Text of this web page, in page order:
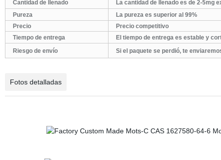
Cantidad de llenado
La cantidad de llenado es de 2-5mg
Pureza
La pureza es superior al 99%
Precio
Precio competitivo
Tiempo de entrega
El tiempo de entrega es estable y
Riesgo de envío
Si el paquete se perdió, te
Fotos detalladas